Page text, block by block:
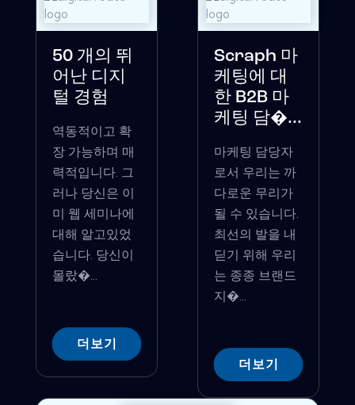
50 개의 뛰
어난 디지
털 경험
역동적이고 확
장 가능하며 매
력적입니다. 그
러나 당신은 이
미 웹 세미나에
대해 알고있었
습니다. 당신이
몰랐�...
더보기
Scraph 마
케팅에 대
한 B2B 마
케팅 담�...
마케팅 담당자
로서 우리는 까
다로운 무리가
될 수 있습니다.
최선의 발을 내
딛기 위해 우리
는 종종 브랜드
지�...
더보기